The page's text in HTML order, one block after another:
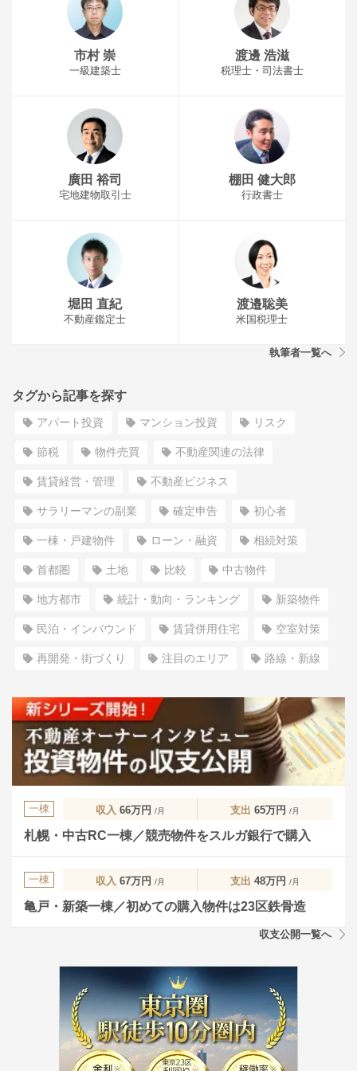
市村 崇
一級建築士
渡邊 浩滋
税理士・司法書士
廣田 裕司
宅地建物取引士
棚田 健大郎
行政書士
堀田 直紀
不動産鑑定士
渡邉聡美
米国税理士
執筆者一覧へ
タグから記事を探す
アパート投資 マンション投資 リスク
節税 物件売買 不動産関連の法律
賃貸経営・管理 不動産ビジネス
サラリーマンの副業 確定申告 初心者
一棟・戸建物件 ローン・融資 相続対策
首都圏 土地 比較 中古物件
地方都市 統計・動向・ランキング 新築物件
民泊・インバウンド 賃貸併用住宅 空室対策
再開発・街づくり 注目のエリア 路線・新線
一棟 収入 66万円 /月 支出 65万円 /月
札幌・中古RC一棟／競売物件をスルガ銀行で購入
一棟 収入 67万円 /月 支出 48万円 /月
亀戸・新築一棟／初めての購入物件は23区鉄骨造
収支公開一覧へ